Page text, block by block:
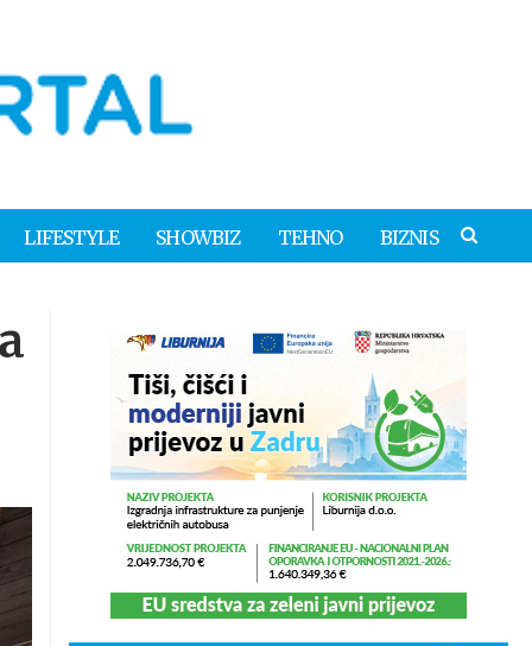
LIFESTYLE SHOWBIZ TEHNO BIZNIS